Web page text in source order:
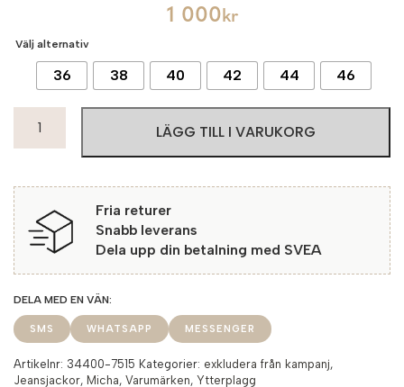
1 000 kr
Välj alternativ
36 38 40 42 44 46
Jeansjacka
Dark
Blue
mängd
LÄGG TILL I VARUKORG
Fria returer
Snabb leverans
Dela upp din betalning med SVEA
SMS WHATSAPP MESSENGER
Artikelnr: 34400-7515 Kategorier: exkludera från kampanj,
Jeansjackor, Micha, Varumärken, Ytterplagg